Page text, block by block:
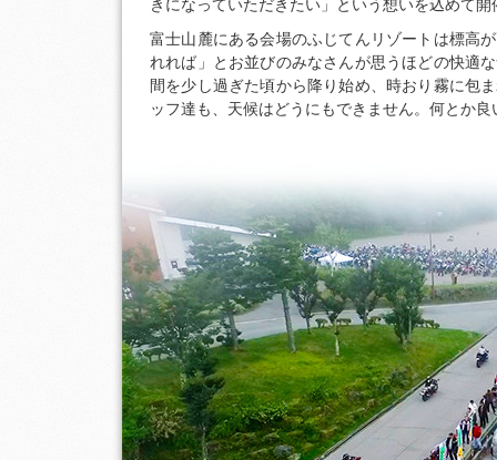
きになっていただきたい」という想いを込めて
富士山麓にある会場のふじてんリゾートは標高
れれば」とお並びのみなさんが思うほどの快適
間を少し過ぎた頃から降り始め、時おり霧に包
ッフ達も、天候はどうにもできません。何とか